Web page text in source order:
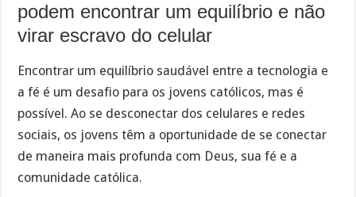
podem encontrar um equilíbrio e não
virar escravo do celular
Encontrar um equilíbrio saudável entre a tecnologia e
a fé é um desafio para os jovens católicos, mas é
possível. Ao se desconectar dos celulares e redes
sociais, os jovens têm a oportunidade de se conectar
de maneira mais profunda com Deus, sua fé e a
comunidade católica.